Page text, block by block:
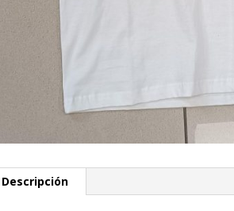
Descripción